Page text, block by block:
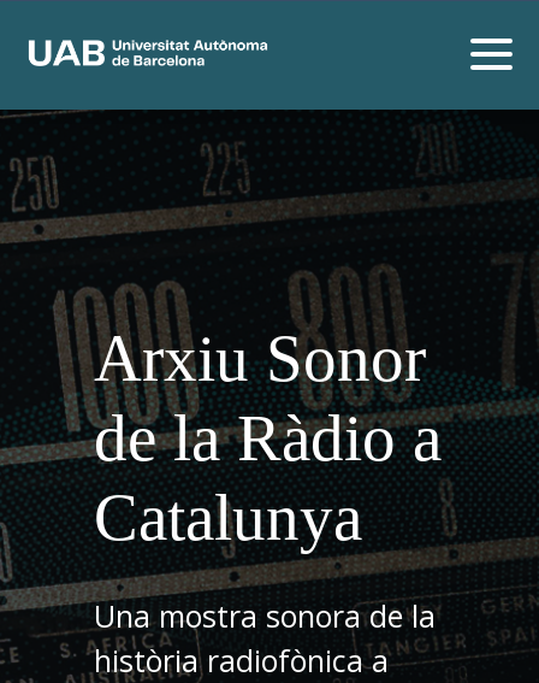
Arxiu Sonor
de la Ràdio a
Catalunya
Una mostra sonora de la
història radiofònica a